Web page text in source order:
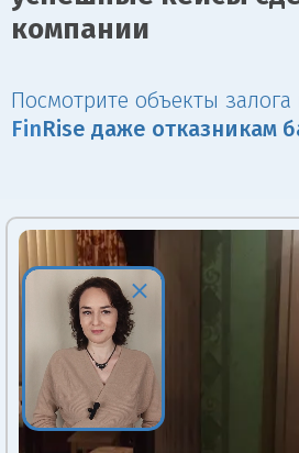
компании
Посмотрите объекты залога
Fin Rise даже отказникам